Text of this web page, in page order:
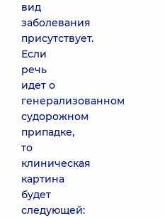
вид
заболевания
присутствует.
Если
речь
идет о
генерализованном
судорожном
припадке,
то
клиническая
картина
будет
следующей: